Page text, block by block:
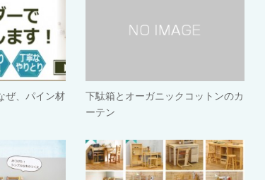
、パイン材
下駄箱とオーガニックコットンのカ
ーテン